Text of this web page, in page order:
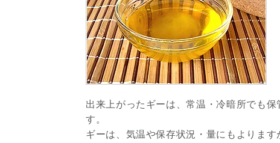
出来上がったギーは、常温・冷暗所でも
す。
ギーは、気温や保存状況・量にもよりま